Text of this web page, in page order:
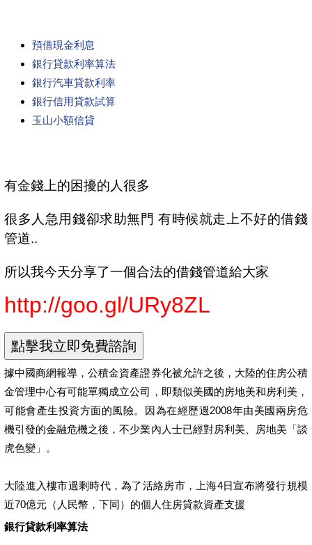
預借現金利息
銀行貸款利率算法
銀行汽車貸款利率
銀行信用貸款試算
玉山小額信貸
有金錢上的困擾的人很多
很多人急用錢卻求助無門 有時候就走上不好的借錢
管道..
所以我今天分享了一個合法的借錢管道給大家
http://goo.gl/URy8ZL
據中國商網報導，公積金資產證券化被允許之後，大陸的住房公積
金管理中心有可能單獨成立公司，即類似美國的房地美和房利美，
可能會產生投資方面的風險。因為在經歷過2008年由美國兩房危
機引發的金融危機之後，不少業內人士已經對房利美、房地美「談
虎色變」。
大陸進入樓市過剩時代，為了活絡房市，上海4日宣布將發行規模
近70億元（人民幣，下同）的個人住房貸款資產支援
銀行貸款利率算法